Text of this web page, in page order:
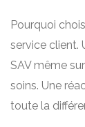
Pourquoi
service client.
SAV même
soins. Une
toute la